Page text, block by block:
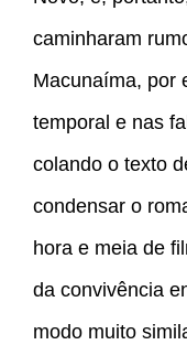
caminharam
Macunaíma, por
temporal e nas
colando o texto
condensar o
hora e meia de
da convivência
modo muito